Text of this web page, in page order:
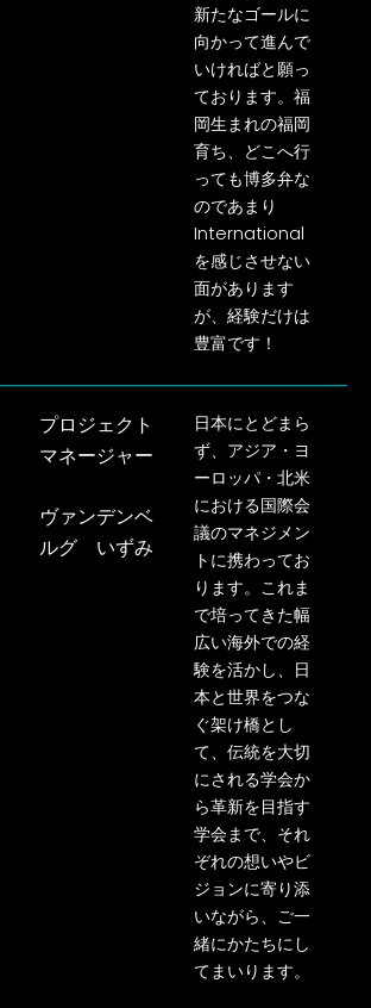
新たなゴールに
向かって進んで
いければと願っ
ております。福
岡生まれの福岡
育ち、どこへ行
っても博多弁な
のであまり
International
を感じさせない
面があります
が、経験だけは
豊富です！
プロジェクト
マネージャー
ヴァンデンベ
ルグ いずみ
日本にとどまら
ず、アジア・ヨ
ーロッパ・北米
における国際会
議のマネジメン
ト に携わってお
ります。これま
で培ってきた幅
広い海外での経
験を活かし、日
本と世界をつな
ぐ架け橋とし
て、伝統を大切
にされる学会か
ら革新を目指す
学会まで、 それ
ぞれの想いやビ
ジョンに寄り添
いながら、ご一
緒にかたちにし
てまいります。